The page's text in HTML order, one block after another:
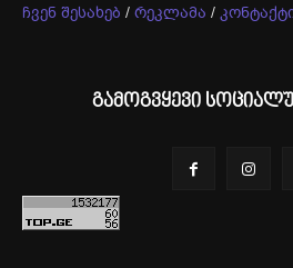
ჩვენ შესახებ / რეკლამა /
გამოგვყევი